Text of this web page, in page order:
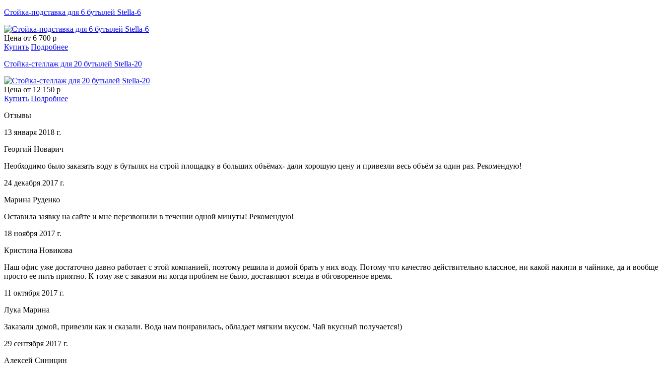
Стойка-подставка для 6 бутылей Stella-6
Цена от 6 700 р
Купить Подробнее
Стойка-стеллаж для 20 бутылей Stella-20
Цена от 12 150 р
Купить Подробнее
Отзывы
13 января 2018 г.
Георгий Новарич
Необходимо было заказать воду в бутылях на строй площадку в больших объёмах- дали хорошую цену и привезли весь объём за один раз. Рекомендую!
24 декабря 2017 г.
Марина Руденко
Оставила заявку на сайте и мне перезвонили в течении одной минуты! Рекомендую!
18 ноября 2017 г.
Кристина Новикова
Наш офис уже достаточно давно работает с этой компанией, поэтому решила и домой брать у них воду. Потому что качество действительно классное, ни какой накипи в чайнике, да и вообще
просто ее пить приятно. К тому же с заказом ни когда проблем не было, доставляют всегда в обговоренное время.
11 октября 2017 г.
Лука Марина
Заказали домой, привезли как и сказали. Вода нам понравилась, обладает мягким вкусом. Чай вкусный получается!)
29 сентября 2017 г.
Алексей Синицин